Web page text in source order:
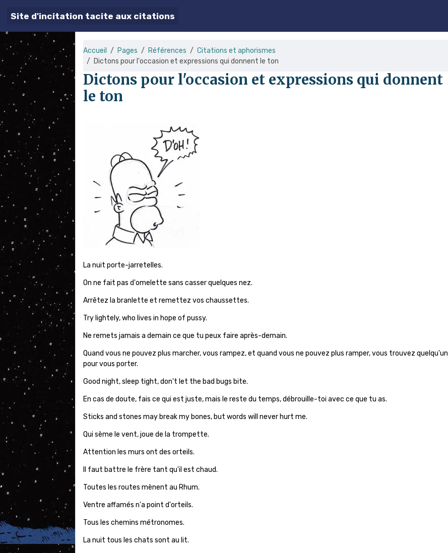
Site d'incitation tacite aux citations
Accueil Pages Références
Citations et aphorismes
Dictons pour l'occasion et expressions qui donnent le ton
Dictons pour l'occasion et expressions qui donnent
le ton
La nuit porte-jarretelles.
On ne fait pas d'omelette sans casser quelques nez.
Arrêtez la branlette et remettez vos chaussettes.
Try lightely, who lives in hope of pussy.
Ne remets jamais a demain ce que tu peux faire après-demain.
Quand vous ne pouvez plus marcher, vous rampez, et quand vous ne pouvez plus ramper, vous trouvez quelqu'un
pour vous porter.
Good night, sleep tight, don't let the bad bugs bite.
En cas de doute, fais ce qui est juste, mais le reste du temps, débrouille-toi avec ce que tu as.
Sticks and stones may break my bones, but words will never hurt me.
Qui sème le vent, joue de la trompette.
Attention les murs ont des orteils.
Il faut battre le frère tant qu'il est chaud.
Toutes les routes mènent au Rhum.
Ventre affamés n'a point d'orteils.
Tous les chemins métronomes.
La nuit tous les chats sont au lit.